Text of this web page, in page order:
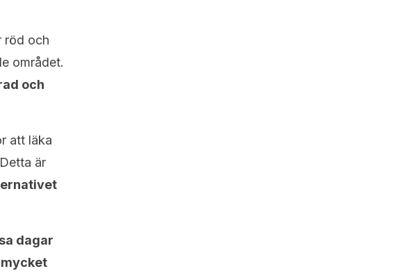
röd och
området.
och
att läka
är
dagar